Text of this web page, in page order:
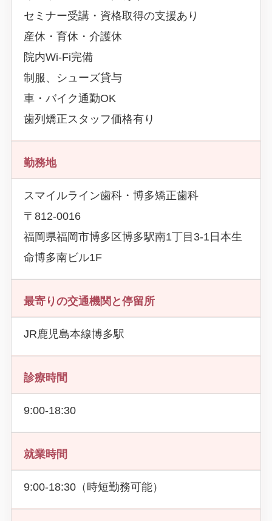
セミナー受講・資格取得の支援あり
産休・育休・介護休
院内Wi-Fi完備
制服、シューズ貸与
車・バイク通勤OK
歯列矯正スタッフ価格有り
勤務地
スマイルライン歯科・博多矯正歯科
〒812-0016
福岡県福岡市博多区博多駅南1丁目3-1日本生
命博多南ビル1F
最寄りの交通機関と停留所
JR鹿児島本線博多駅
診療時間
9:00-18:30
就業時間
9:00-18:30（時短勤務可能）